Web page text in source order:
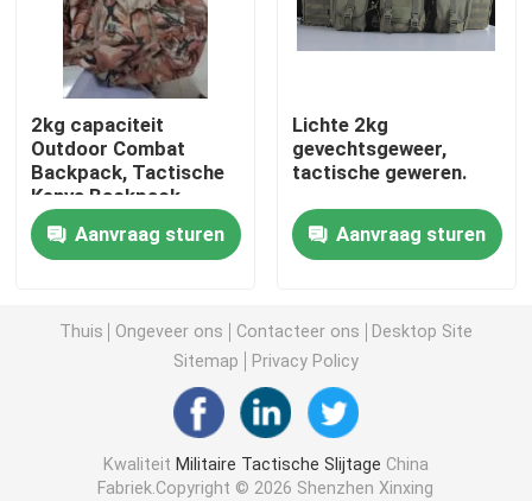
Tactische Ballistische Helm
Militaire Ballistische Platen
Kogelvrij Materiaal
Militaire Tactische Rugzak
Tactisch Openluchttoestel
Gevechts Tactische Laarzen
Gevechts Tactisch Vest
2kg capaciteit
Outdoor Combat
Backpack, Tactische
Kenya Backpack
Aanvraag sturen
Lichte 2kg
gevechtsgeweer,
tactische geweren.
Aanvraag sturen
Thuis Ongeveer ons Contacteer ons
Desktop Site
Sitemap
Privacy Policy
Kwaliteit Militaire Tactische Slijtage China
Fabriek.Copyright © 2026 Shenzhen Xinxing